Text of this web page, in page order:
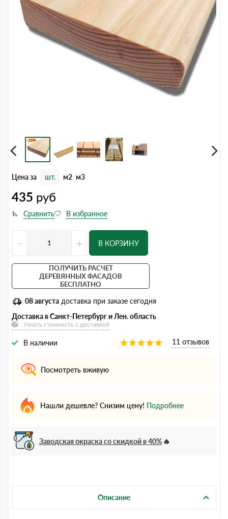
Цена за шт. м2 м3
435 руб
- + В КОРЗИНУ
ПОЛУЧИТЬ РАСЧЕТ
ДЕРЕВЯННЫХ ФАСАДОВ
БЕСПЛАТНО
08 августа доставка при заказе сегодня
Доставка в Санкт-Петербург и Лен. область
Узнать стоимость с доставкой
В наличии 11 отзывов
Посмотреть вживую
Нашли дешевле? Снизим цену! Подробнее
Заводская окраска со скидкой в 40%
Описание